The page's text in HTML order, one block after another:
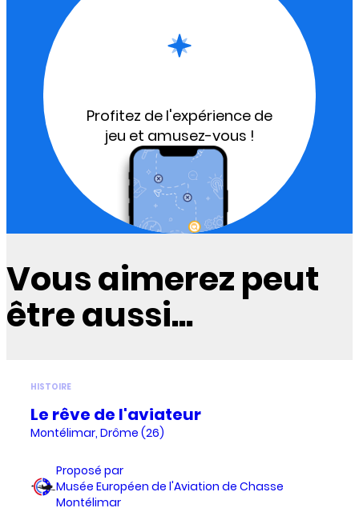
Profitez de l'expérience de
jeu et amusez-vous !
Vous aimerez peut
être aussi...
HISTOIRE
Le rêve de l'aviateur
Montélimar, Drôme (26)
Proposé par
Musée Européen de l'Aviation de Chasse
Montélimar